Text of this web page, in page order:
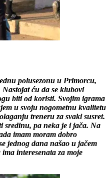
polusezonu u Primorcu,
ću da se klubovi
biti od koristi. Svojim igrama
u svoju nogometnu kvalitetu
treneru za svaki susret.
sredinu, pa neka je i jača. Na
imam moram dobro
jednog dana našao u jačem
interesenata za moje